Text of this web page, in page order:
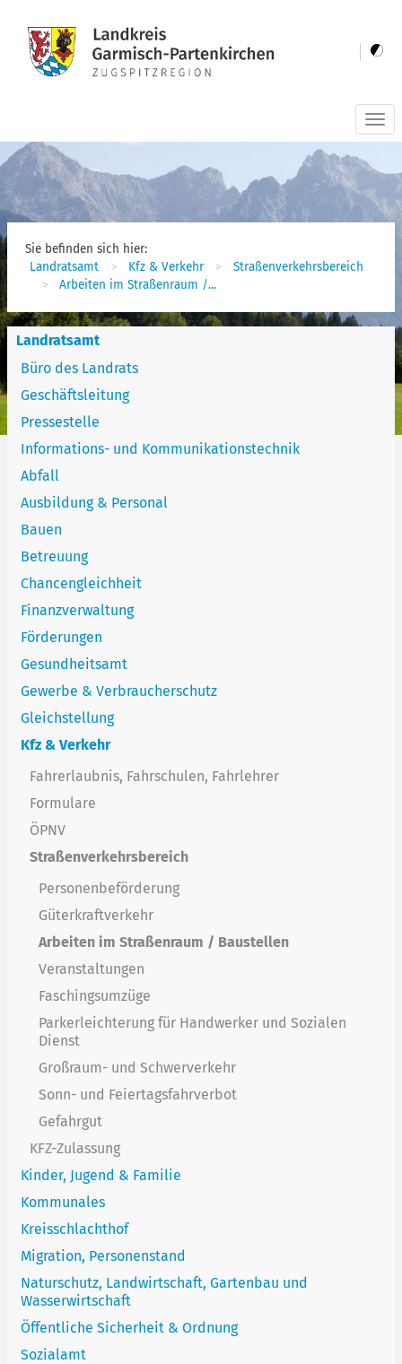
Sie befinden sich hier:
Landratsamt
Kfz & Verkehr
Straßenverkehrsbereich
Arbeiten im Straßenraum /...
Landratsamt
Büro des Landrats
Geschäftsleitung
Pressestelle
Informations- und Kommunikationstechnik
Abfall
Ausbildung & Personal
Bauen
Betreuung
Chancengleichheit
Finanzverwaltung
Förderungen
Gesundheitsamt
Gewerbe & Verbraucherschutz
Gleichstellung
Kfz & Verkehr
Fahrerlaubnis, Fahrschulen, Fahrlehrer
Formulare
ÖPNV
Straßenverkehrsbereich
Personenbeförderung
Güterkraftverkehr
Arbeiten im Straßenraum / Baustellen
Veranstaltungen
Faschingsumzüge
Parkerleichterung für Handwerker und Sozialen
Dienst
Großraum- und Schwerverkehr
Sonn- und Feiertagsfahrverbot
Gefahrgut
KFZ-Zulassung
Kinder, Jugend & Familie
Kommunales
Kreisschlachthof
Migration, Personenstand
Naturschutz, Landwirtschaft, Gartenbau und
Wasserwirtschaft
Öffentliche Sicherheit & Ordnung
Sozialamt